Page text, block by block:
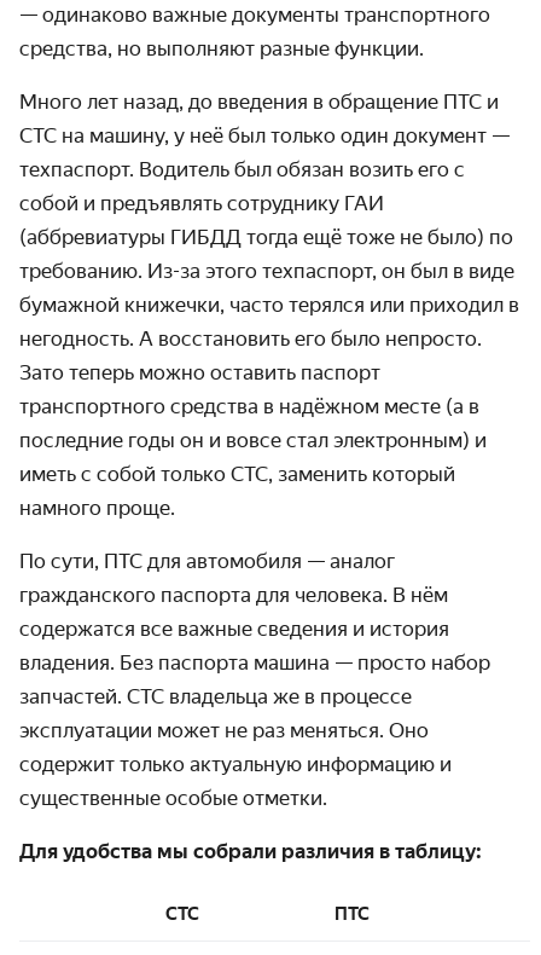
— одинаково важные документы транспортного
средства, но выполняют разные функции.
Много лет назад, до введения в обращение ПТС и
СТС на машину, у неё был только один документ —
техпаспорт. Водитель был обязан возить его с
собой и предъявлять сотруднику ГАИ
(аббревиатуры ГИБДД тогда ещё тоже не было) по
требованию. Из-за этого техпаспорт, он был в виде
бумажной книжечки, часто терялся или приходил в
негодность. А восстановить его было непросто.
Зато теперь можно оставить паспорт
транспортного средства в надёжном месте (а в
последние годы он и вовсе стал электронным) и
иметь с собой только СТС, заменить который
намного проще.
По сути, ПТС для автомобиля — аналог
гражданского паспорта для человека. В нём
содержатся все важные сведения и история
владения. Без паспорта машина — просто набор
запчастей. СТС владельца же в процессе
эксплуатации может не раз меняться. Оно
содержит только актуальную информацию и
существенные особые отметки.
Для удобства мы собрали различия в таблицу:
СТС ПТС